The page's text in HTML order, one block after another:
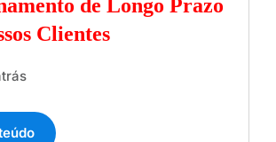
de Longo Prazo
Clientes